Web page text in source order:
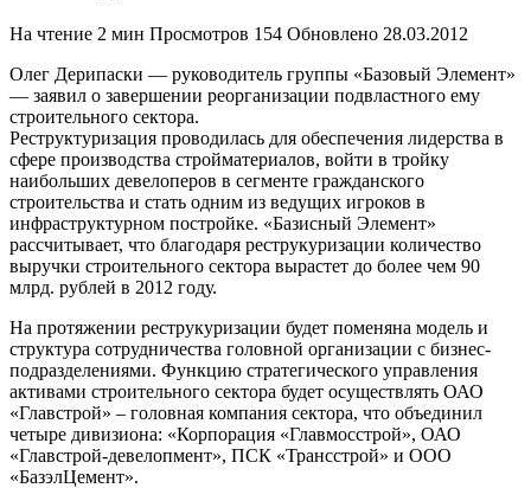
На чтение 2 мин Просмотров 154 Обновлено 28.03.2012
Олег Дерипаски — руководитель группы «Базовый Элемент»
— заявил о завершении реорганизации подвластного ему
строительного сектора.
Реструктуризация проводилась для обеспечения лидерства в
сфере производства стройматериалов, войти в тройку
наибольших девелоперов в сегменте гражданского
строительства и стать одним из ведущих игроков в
инфраструктурном постройке. «Базисный Элемент»
рассчитывает, что благодаря реструкуризации количество
выручки строительного сектора вырастет до более чем 90
млрд. рублей в 2012 году.
На протяжении реструкуризации будет поменяна модель и
структура сотрудничества головной организации с бизнес-
подразделениями. Функцию стратегического управления
активами строительного сектора будет осуществлять ОАО
«Главстрой» – головная компания сектора, что объединил
четыре дивизиона: «Корпорация «Главмосстрой», ОАО
«Главстрой-девелопмент», ПСК «Трансстрой» и ООО
«БазэлЦемент».